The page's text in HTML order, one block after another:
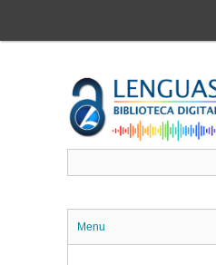
contenido
Menu